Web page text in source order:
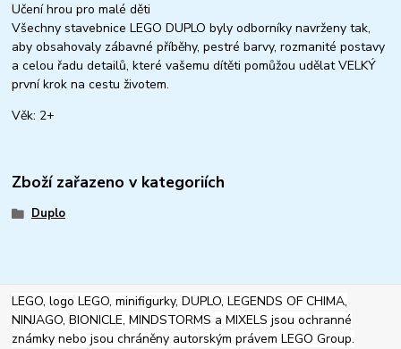
Učení hrou pro malé děti
Všechny stavebnice LEGO DUPLO byly odborníky navrženy tak,
aby obsahovaly zábavné příběhy, pestré barvy, rozmanité postavy
a celou řadu detailů, které vašemu dítěti pomůžou udělat VELKÝ
první krok na cestu životem.
Věk: 2+
Zboží zařazeno v kategoriích
Duplo
LEGO, logo LEGO, minifigurky, DUPLO, LEGENDS OF CHIMA,
NINJAGO, BIONICLE, MINDSTORMS a MIXELS jsou ochranné
známky nebo jsou chráněny autorským právem LEGO Group.